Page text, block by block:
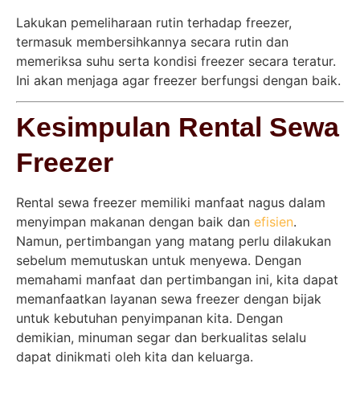
Lakukan pemeliharaan rutin terhadap freezer,
termasuk membersihkannya secara rutin dan
memeriksa suhu serta kondisi freezer secara teratur.
Ini akan menjaga agar freezer berfungsi dengan baik.
Kesimpulan Rental Sewa
Freezer
Rental sewa freezer memiliki manfaat nagus dalam
menyimpan makanan dengan baik dan efisien.
Namun, pertimbangan yang matang perlu dilakukan
sebelum memutuskan untuk menyewa. Dengan
memahami manfaat dan pertimbangan ini, kita dapat
memanfaatkan layanan sewa freezer dengan bijak
untuk kebutuhan penyimpanan kita. Dengan
demikian, minuman segar dan berkualitas selalu
dapat dinikmati oleh kita dan keluarga.